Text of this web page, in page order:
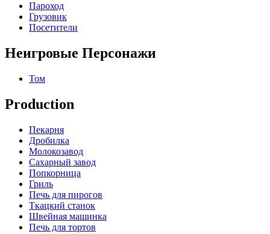
Пароход
Грузовик
Посетители
Неигровые Персонажи
Том
Production
Пекарня
Дробилка
Молокозавод
Сахарный завод
Попкорница
Гриль
Печь для пирогов
Ткацкий станок
Швейная машинка
Печь для тортов